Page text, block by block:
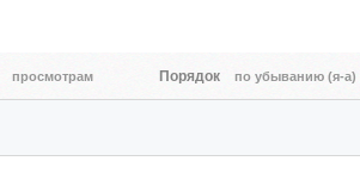
просмотрам Порядок по убыванию (я-а)